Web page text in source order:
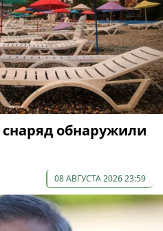
обнаружили
08 АВГУСТА 2026 23:59